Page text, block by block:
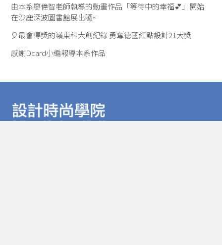
由本系廖偉智老師執導的動畫作品「等待中的幸福💕」開始
在沙鹿深波圖書館展出囉~
🎈最會得獎的嶺東科大創紀錄 勇奪德國紅點設計21大獎
感謝Dcard小編報導本系作品